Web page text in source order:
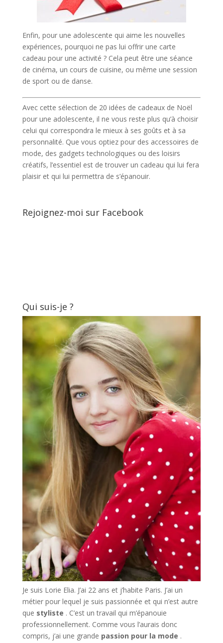
Enfin, pour une adolescente qui aime les nouvelles
expériences, pourquoi ne pas lui offrir une carte
cadeau pour une activité ? Cela peut être une séance
de cinéma, un cours de cuisine, ou même une session
de sport ou de danse.
Avec cette sélection de 20 idées de cadeaux de Noël
pour une adolescente, il ne vous reste plus qu’à choisir
celui qui correspondra le mieux à ses goûts et à sa
personnalité. Que vous optiez pour des accessoires de
mode, des gadgets technologiques ou des loisirs
créatifs, l’essentiel est de trouver un cadeau qui lui fera
plaisir et qui lui permettra de s’épanouir.
Rejoignez-moi sur Facebook
Qui suis-je ?
Je suis Lorie Elia. J’ai 22 ans et j’habite Paris. J’ai un
métier pour lequel je suis passionnée et qui n’est autre
que styliste . C’est un travail qui m’épanouie
professionnellement. Comme vous l’aurais donc
compris, j’ai une grande passion pour la mode .